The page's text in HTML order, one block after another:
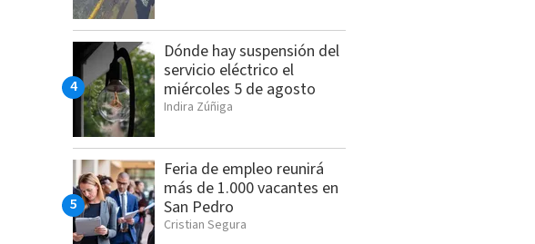
Dónde hay suspensión del
servicio eléctrico el
miércoles 5 de agosto
Indira Zúñiga
Feria de empleo reunirá
más de 1.000 vacantes en
San Pedro
Cristian Segura